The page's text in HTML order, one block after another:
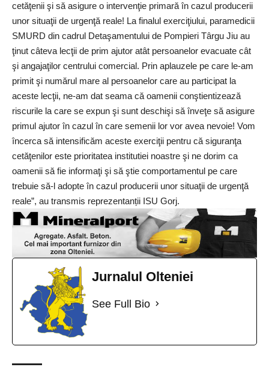
cetăţenii şi să asigure o intervenţie primară în cazul producerii
unor situaţii de urgenţă reale! La finalul exerciţiului, paramedicii
SMURD din cadrul Detaşamentului de Pompieri Târgu Jiu au
ţinut câteva lecţii de prim ajutor atât persoanelor evacuate cât
şi angajaţilor centrului comercial. Prin aplauzele pe care le-am
primit şi numărul mare al persoanelor care au participat la
aceste lecţii, ne-am dat seama că oamenii conştientizează
riscurile la care se expun şi sunt deschişi să înveţe să asigure
primul ajutor în cazul în care semenii lor vor avea nevoie! Vom
încerca să intensificăm aceste exerciţii pentru că siguranţa
cetăţenilor este prioritatea institutiei noastre şi ne dorim ca
oamenii să fie informaţi şi să ştie comportamentul pe care
trebuie să-l adopte în cazul producerii unor situaţii de urgenţă
reale”, au transmis reprezentanții ISU Gorj.
Jurnalul Olteniei
See Full Bio